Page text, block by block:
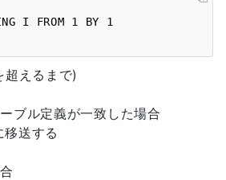
超えるまで)
ブル定義が一致した場合
移送する